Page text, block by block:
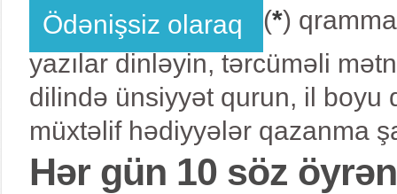
Ödənişsiz olaraq (*)
yazılar dinləyin, tərcüməli
dilində ünsiyyət qurun, il boyu
müxtəlif hədiyyələr qazanma
Hər gün 10 söz